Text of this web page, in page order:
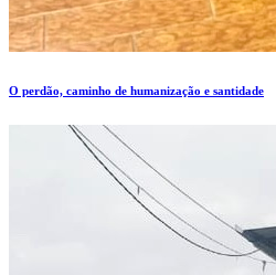
O perdão, caminho de humanização e santidade